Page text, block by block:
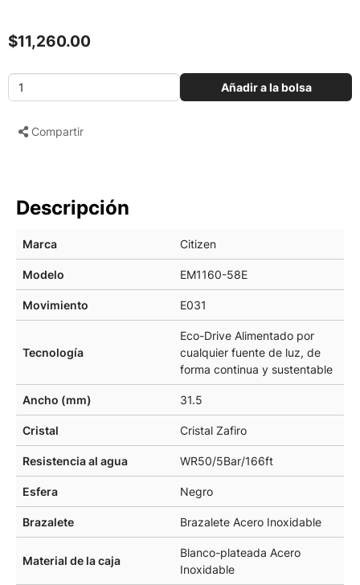
$11,260.00
Añadir a la bolsa
Compartir
Descripción
Marca Citizen
Modelo EM1160-58E
Movimiento E031
Tecnología
Eco-Drive Alimentado por
cualquier fuente de luz, de
forma continua y sustentable
Ancho (mm) 31.5
Cristal Cristal Zafiro
Resistencia al agua WR50/5Bar/166ft
Esfera Negro
Brazalete Brazalete Acero Inoxidable
Material de la caja
Blanco-plateada Acero
Inoxidable